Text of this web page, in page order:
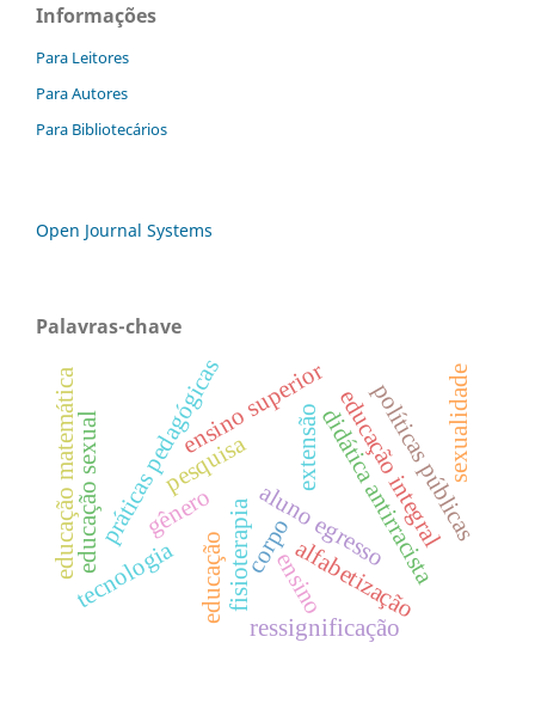
Informações
Para Leitores
Para Autores
Para Bibliotecários
Open Journal Systems
Palavras-chave
educação corpo
ensino
pesquisa extensão
práticas pedagógicas didática antirracista
educação integral
políticas públicas
ensino superior
aluno egresso
fisioterapia alfabetização
educação sexual gênero
sexualidade
tecnologia
ressignificação
educação matemática